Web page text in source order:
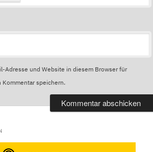
Adresse und Website in diesem Browser für
Kommentar speichern.